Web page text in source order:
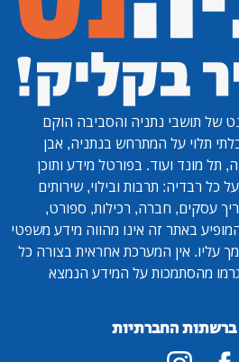
של תושבי נתניה והסביבה הוקם
תלוי על המתרחש בנתניה, אבן
תל מונד ועוד. בפורטל מידע ותוכן
כל רבדיה: תרבות ובילוי, שירותים
עסקים, חברה, רכילות, ספורט,
באתר זה אינו מהווה מידע משפטי
עליו. אין המערכת אחראית בצורה כל
מהסתמכות על המידע הנמצא
ברשתות החברתיות